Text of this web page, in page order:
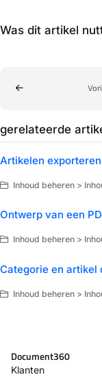
Was dit artikel
gerelateerde
Artikelen exporteren
Inhoud beheren >
Ontwerp van een
Inhoud beheren >
Categorie en artikel
Inhoud beheren >
Document360
Klanten